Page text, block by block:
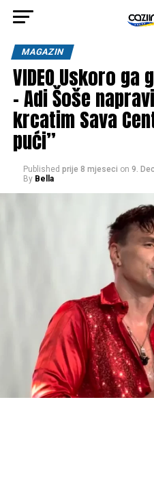
MAGAZIN
VIDEO Uskoro ga
– Adi Šoše
krcatim Sava
pući”
Published prije 8 mjeseci on 9.
By Bella